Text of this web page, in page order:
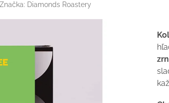
Značka: Diamonds Roastery